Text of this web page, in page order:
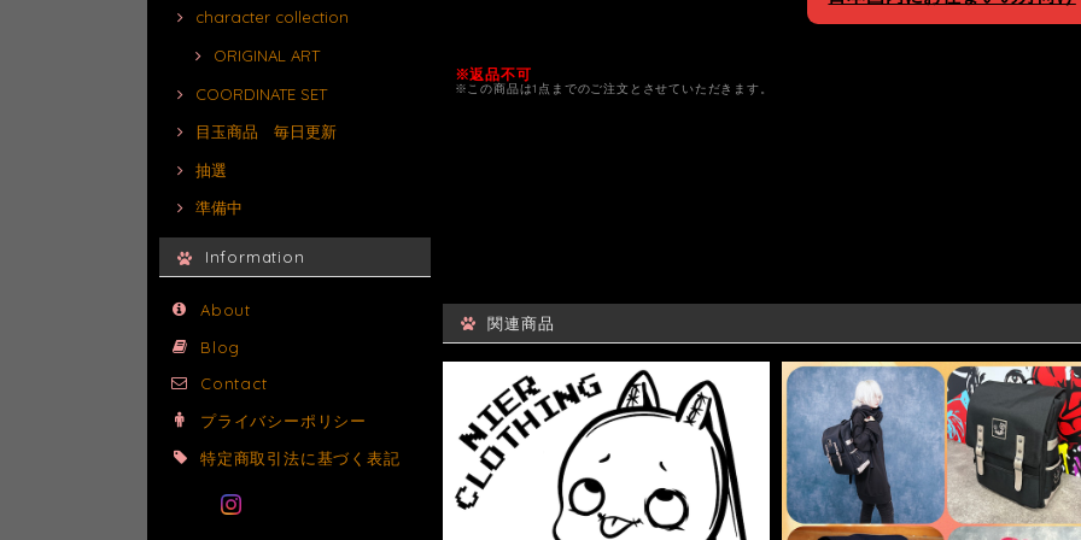
character collection
ORIGINAL ART
COORDINATE SET
目玉商品 毎日更新
抽選
準備中
Information
About
Blog
Contact
プライバシーポリシー
特定商取引法に基づく表記
※返品不可
※この商品は1点までのご注文とさせていただきます。
関連商品